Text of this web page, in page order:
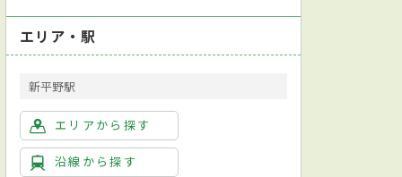
エリア・駅
新平野駅
エリアから探す
沿線から探す